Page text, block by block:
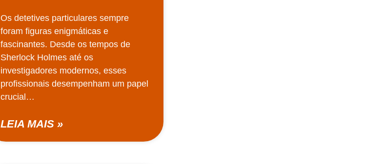
Os detetives particulares sempre
foram figuras enigmáticas e
fascinantes. Desde os tempos de
Sherlock Holmes até os
investigadores modernos, esses
profissionais desempenham um papel
crucial…
LEIA MAIS »